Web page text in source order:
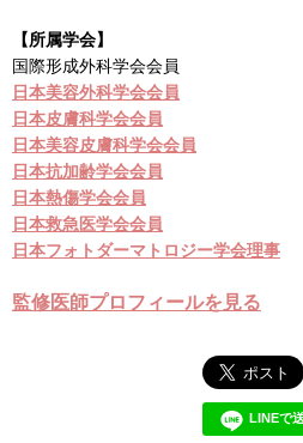
【所属学会】
国際形成外科学会会員
日本美容外科学会会員
日本皮膚科学会会員
日本美容皮膚科学会会員
日本抗加齢学会会員
日本熱傷学会会員
日本救急医学会会員
日本フォトダーマトロジー学会理事
監修医師プロフィールを見る
LINEで